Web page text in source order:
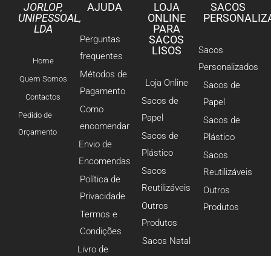
JORLOP,
UNIPESSOAL,
LDA
Home
Quem Somos
Contactos
Pedido de
Orçamento
AJUDA
Perguntas
frequentes
Métodos de
Pagamento
Como
encomendar
Envio de
Encomendas
Política de
Privacidade
Termos e
Condições
Livro de
LOJA
ONLINE
PARA
SACOS
LISOS
Loja Online
Sacos de
Papel
Sacos de
Plástico
Sacos
Reutilizáveis
Outros
Produtos
Sacos Natal
SACOS
Sacos
Personalizados
Sacos de
Papel
Sacos de
Plástico
Sacos
Reutilizáveis
Outros
Produtos